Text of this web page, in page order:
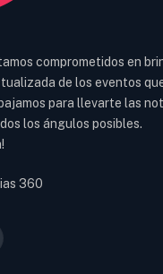
comprometidos en
de los eventos
para llevarte las
los ángulos posibles.
360